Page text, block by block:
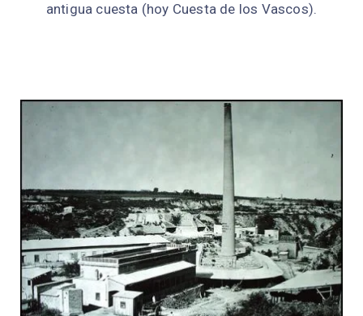
antigua cuesta (hoy Cuesta de los Vascos).